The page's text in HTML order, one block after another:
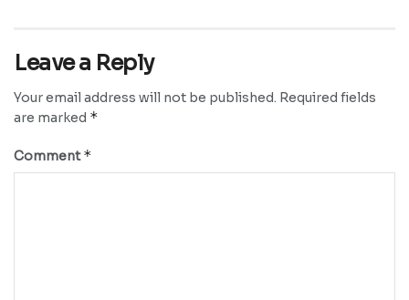
Leave a Reply
Your email address will not be published. Required fields
are marked *
Comment*